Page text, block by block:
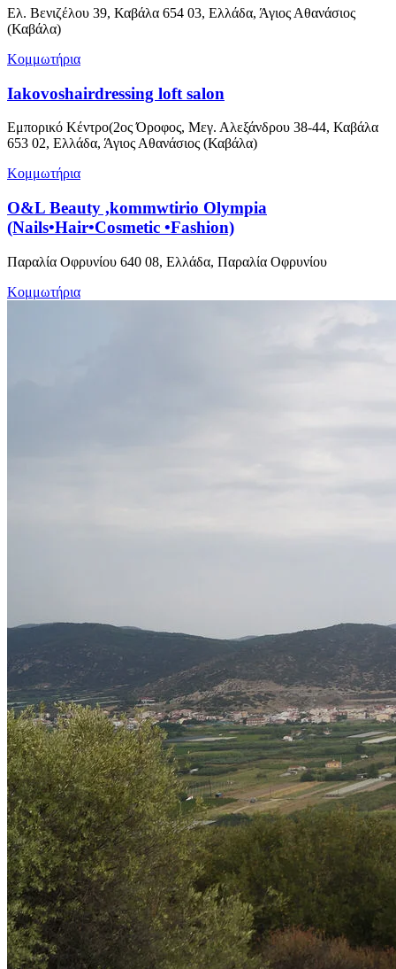
Ελ. Βενιζέλου 39, Καβάλα 654 03, Ελλάδα, Άγιος Αθανάσιος
(Καβάλα)
Κομμωτήρια
Iakovoshairdressing loft salon
Εμπορικό Κέντρο(2ος Όροφος, Μεγ. Αλεξάνδρου 38-44, Καβάλα
653 02, Ελλάδα, Άγιος Αθανάσιος (Καβάλα)
Κομμωτήρια
O&L Beauty ,kommwtirio Olympia
(Nails•Hair•Cosmetic •Fashion)
Παραλία Οφρυνίου 640 08, Ελλάδα, Παραλία Οφρυνίου
Κομμωτήρια